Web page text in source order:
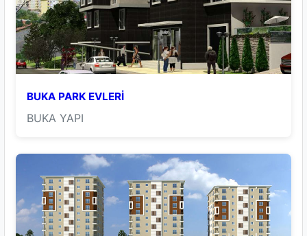
BUKA PARK EVLERİ
BUKA YAPI